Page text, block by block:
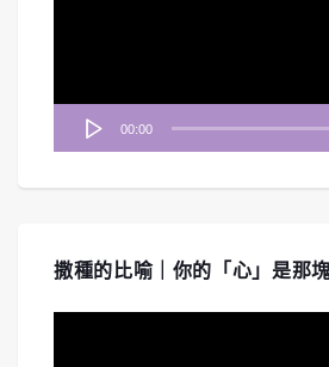
00:00
撒種的比喻｜你的「心」是那